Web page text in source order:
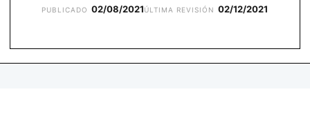
PUBLICADO 02/08/2021ÚLTIMA REVISIÓN 02/12/2021